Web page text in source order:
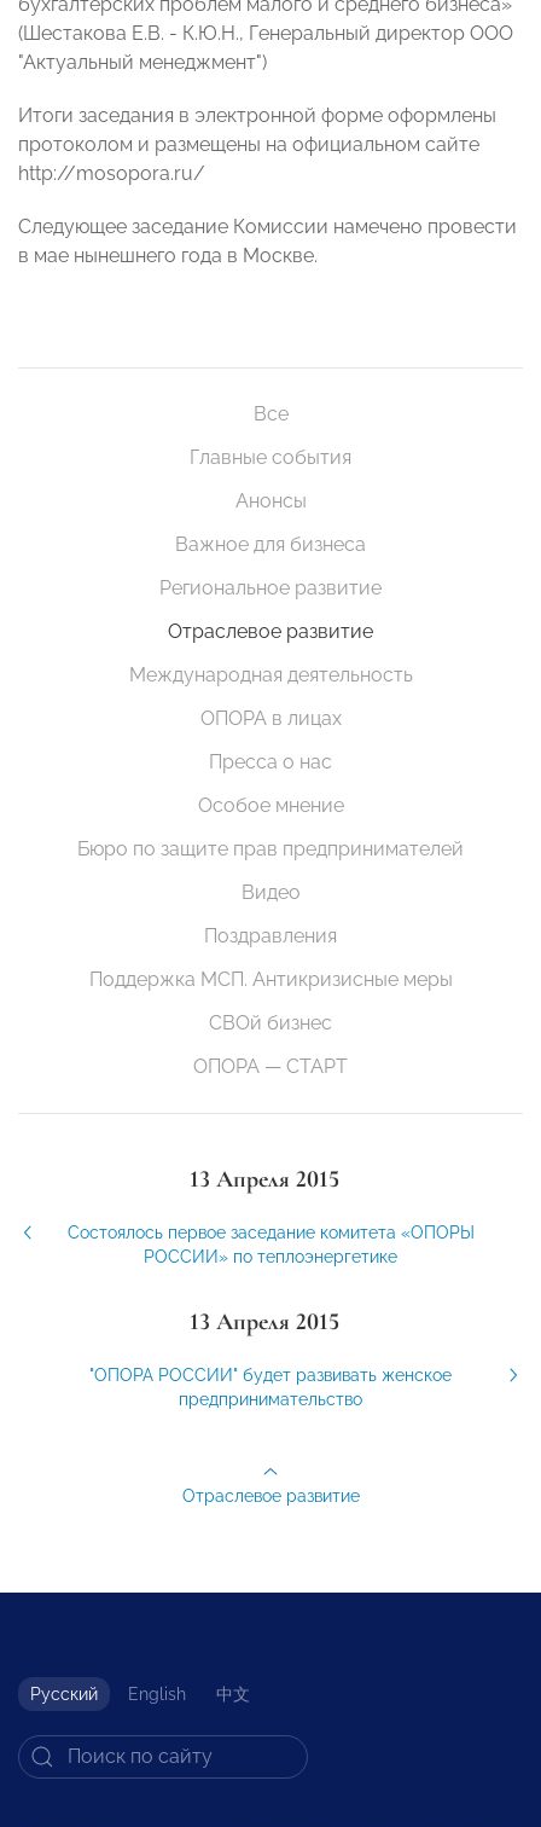
(Шестакова Е.В. - К.Ю.Н., Генеральный директор ООО
"Актуальный менеджмент")
Итоги заседания в электронной форме оформлены
протоколом и размещены на официальном сайте
http://mosopora.ru/
Следующее заседание Комиссии намечено провести
в мае нынешнего года в Москве.
Все
Главные события
Анонсы
Важное для бизнеса
Региональное развитие
Отраслевое развитие
Международная деятельность
ОПОРА в лицах
Пресса о нас
Особое мнение
Бюро по защите прав предпринимателей
Видео
Поздравления
Поддержка МСП. Антикризисные меры
СВОй бизнес
ОПОРА — СТАРТ
13 Апреля 2015
Cостоялось первое заседание комитета «ОПОРЫ
РОССИИ» по теплоэнергетике
13 Апреля 2015
"ОПОРА РОССИИ" будет развивать женское
предпринимательство
Отраслевое развитие
Русский English 中文